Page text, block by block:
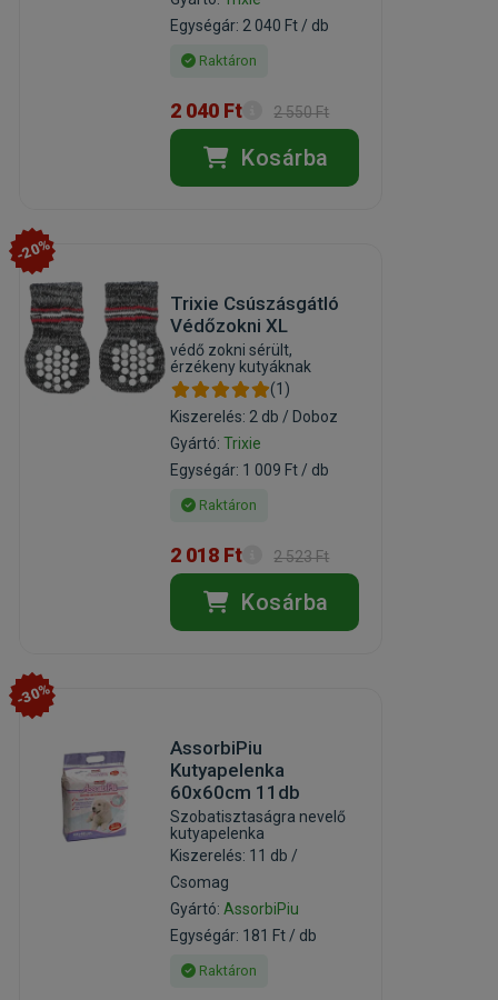
Egységár: 2 040 Ft / db
Raktáron
2 040 Ft 2 550 Ft
Kosárba
-20%
Trixie Csúszásgátló
Védőzokni XL
védő zokni sérült,
érzékeny kutyáknak
(1)
Kiszerelés: 2 db / Doboz
Gyártó:Trixie
Egységár: 1 009 Ft / db
Raktáron
2 018 Ft 2 523 Ft
Kosárba
-30%
AssorbiPiu
Kutyapelenka
60x60cm 11db
Szobatisztaságra nevelő
kutyapelenka
Kiszerelés: 11 db /
Csomag
Gyártó: AssorbiPiu
Egységár: 181 Ft / db
Raktáron